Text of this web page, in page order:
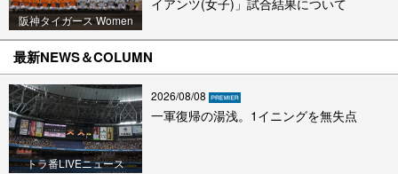
阪神タイガース Women
最新NEWS＆COLUMN
トラ番LIVEニュース
2026/08/08
一軍復帰の湯浅。1イニングを無失点